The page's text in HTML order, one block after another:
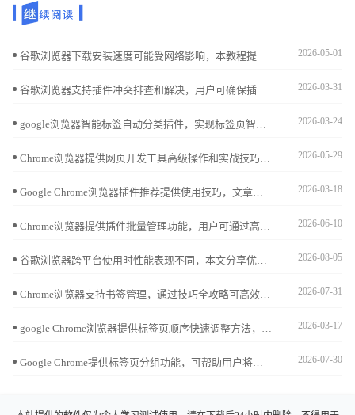
谷歌浏览器下载安装速度可能受网络影响，本教程提供优化方法和实操技巧，帮助用户提升下载速度并顺利完成安装操作。 2026-05-01
谷歌浏览器支持插件冲突排查和解决，用户可确保插件兼容性，提高浏览器稳定性和操作效率。 2026-03-31
google浏览器智能标签自动分类插件，实现标签页智能管理。提供插件功能介绍及详细安装教程，提升浏览器使用效率。 2026-03-24
Chrome浏览器提供网页开发工具高级操作和实战技巧，教程讲解方法，帮助开发者优化调试流程，提高网页开发效率。 2026-05-29
Google Chrome浏览器插件推荐提供使用技巧，文章讲解安装、配置及操作优化方法，帮助用户高效利用扩展功能。 2026-03-18
Chrome浏览器提供插件批量管理功能，用户可通过高效安装与卸载方法优化扩展使用，保持浏览器性能流畅稳定。 2026-06-10
谷歌浏览器跨平台使用时性能表现不同，本文分享优化经验和操作技巧解析，帮助用户高效提升浏览器性能和使用体验。 2026-08-05
Chrome浏览器支持书签管理，通过技巧全攻略可高效整理收藏网页，实现快速查找和提高浏览效率。 2026-07-31
google Chrome浏览器提供标签页顺序快速调整方法，用户可以灵活排列标签页，实现多任务浏览高效管理，提升操作便捷性和使用体验。 2026-03-17
Google Chrome提供标签页分组功能，可帮助用户将多个网页按主题分类，便于集中管理与切换，极大提高办公和学习的浏览效率。 2026-07-30